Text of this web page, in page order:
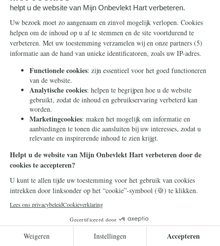
Kerk
De opkomst en ondergang van het
liberaal katholicisme in 19de-eeuws
Nederland
In de Nederlandse Kerk denkt men bij
vernieuwing, vrijzinnigheid en liberalisme
snel aan de jaren 1960. Er was echter in de